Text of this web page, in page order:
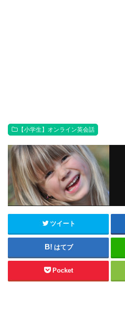
【小学生】オンライン英会話
ツイート
はてブ
Pocket